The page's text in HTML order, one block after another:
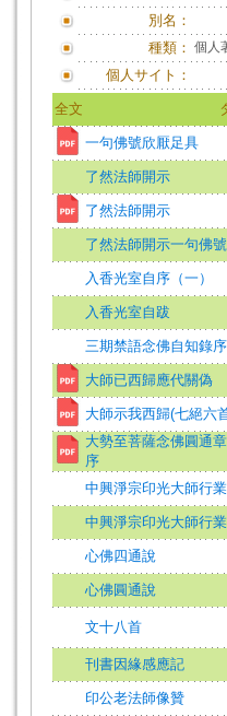
別名：
種類： 個人
個人サイト：
全文
一句佛號欣厭足具
了然法師開示
了然法師開示
了然法師開示一句佛
入香光室自序（一）
入香光室自跋
三期禁語念佛自知錄序
大師已西歸應代關偽
大師示我西歸(七絕六
大勢至菩薩念佛圓通
序
中興淨宗印光大師行
中興淨宗印光大師行
心佛四通說
心佛圓通說
文十八首
刊書因緣感應記
印公老法師像贊